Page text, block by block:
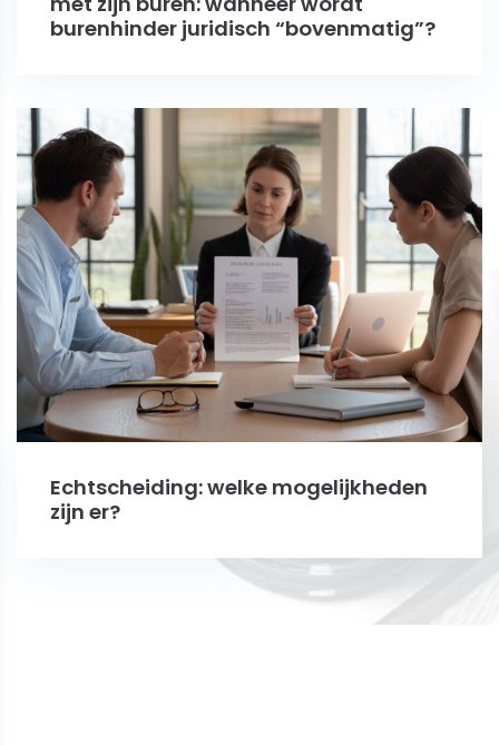
burenhinder juridisch “bovenmatig”?
Echtscheiding: welke mogelijkheden
zijn er?